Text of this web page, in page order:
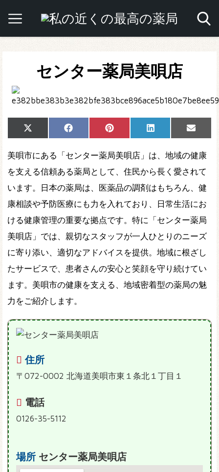
センター薬局美唄店
Share
on
X
(Twitter)
Share
on
Facebook Share
on
Pinterest Share
on
LinkedIn
Share
on
Email
美唄市にある「センター薬局美唄店」は、地域の健康
を支える信頼ある薬局として、住民から長く愛されて
います。日本の薬局は、医薬品の調剤はもちろん、健
康相談や予防医療にも力を入れており、日常生活にお
ける健康管理の重要な拠点です。特に「センター薬局
美唄店」では、親切なスタッフが一人ひとりのニーズ
に寄り添い、適切なアドバイスを提供。地域に根ざし
たサービスで、患者さんの安心と笑顔を守り続けてい
ます。美唄市の健康を支える、地域密着型の薬局の魅
力をご紹介します。
住所
〒072-0002 北海道美唄市東１条北１丁目１
電話
0126-35-5112
場所 センター薬局美唄店